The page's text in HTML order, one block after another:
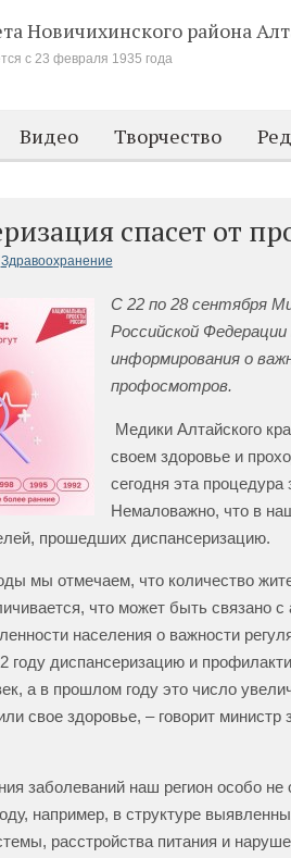
Новичихинского района
с 23 февраля 1935 года
Видео Творчество
спасет от
Здравоохранение
С 22 по 28 сентября
Российской
информирования о
профосмотров.
Медики Алтайского
своем здоровье и
сегодня эта процедура
Немаловажно, что в
прошедших диспансеризацию.
мы отмечаем, что количество
что может быть связано
населения о важности
году диспансеризацию и
а в прошлом году это число
свое здоровье, – говорит министр
заболеваний наш регион особо не
например, в структуре
расстройства питания и